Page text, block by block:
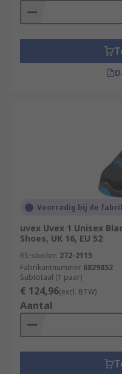
Voorradig bij de
uvex Uvex 1 Unisex
Shoes, UK 16, EU 52
RS-stocknr. 272-2115
Fabrikantnummer 6829852
Subtotaal (1 paar)
€ 124,96(excl. BTW)
Aantal